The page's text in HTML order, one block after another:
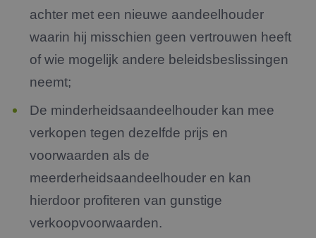
achter met een nieuwe aandeelhouder
waarin hij misschien geen vertrouwen heeft
of wie mogelijk andere beleidsbeslissingen
neemt;
De minderheidsaandeelhouder kan mee
verkopen tegen dezelfde prijs en
voorwaarden als de
meerderheidsaandeelhouder en kan
hierdoor profiteren van gunstige
verkoopvoorwaarden.